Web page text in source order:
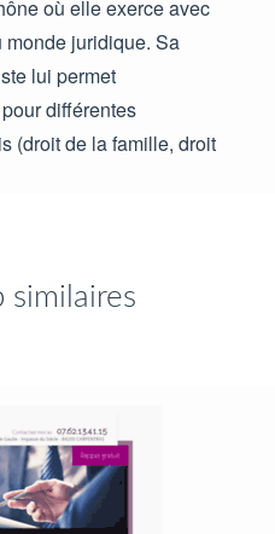
où elle exerce avec
juridique. Sa
lui permet
différentes
(droit de la famille, droit
similaires